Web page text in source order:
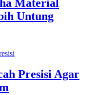
Material
Untung
Presisi Agar